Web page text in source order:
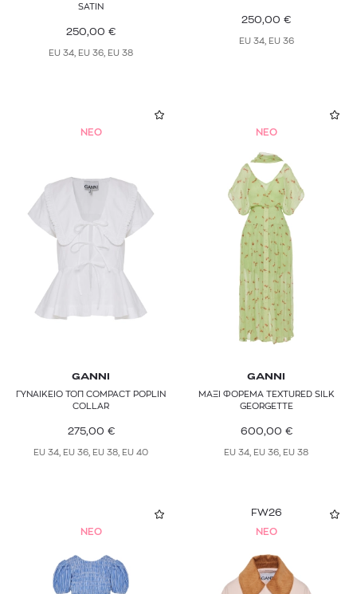
SATIN
250,00 €
EU 34, EU 36, EU 38
250,00 €
EU 34, EU 36
NEO
GANNI
ΓΥΝΑΙΚΕΙΟ ΤΟΠ COMPACT POPLIN
COLLAR
275,00 €
EU 34, EU 36, EU 38, EU 40
NEO
GANNI
ΜΑΞΙ ΦΟΡΕΜΑ TEXTURED SILK
GEORGETTE
600,00 €
EU 34, EU 36, EU 38
NEO
FW26
NEO